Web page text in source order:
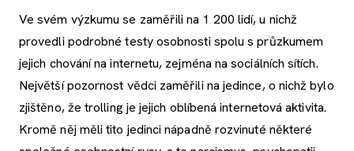
Ve svém výzkumu se zaměřili na 1 200 lidí, u nichž
provedli podrobné testy osobnosti spolu s průzkumem
jejich chování na internetu, zejména na sociálních sítích.
Největší pozornost vědci zaměřili na jedince, o nichž bylo
zjištěno, že trolling je jejich oblíbená internetová aktivita.
Kromě něj měli tito jedinci nápadně rozvinuté některé